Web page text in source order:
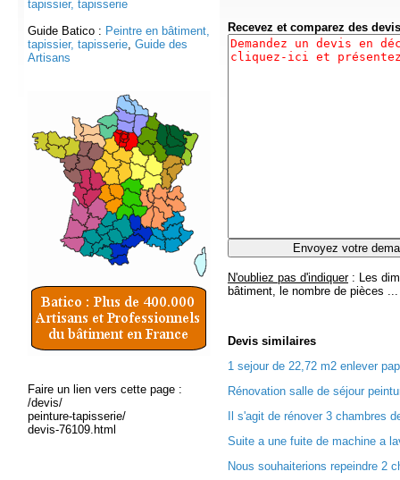
tapissier, tapisserie
Guide Batico : Peintre en bâtiment,
tapissier, tapisserie, Guide des
Artisans
Faire un lien vers cette page :
/devis/
peinture-tapisserie/
devis-76109.html
Recevez et comparez des
N'oubliez pas d'indiquer: Les
bâtiment, le nombre de pièces ...
Devis similaires
1 sejour de 22,72 m2 enlever
Rénovation salle de séjour
Il s'agit de rénover 3 chambres
Suite a une fuite de machine a
Nous souhaiterions repeindre 2